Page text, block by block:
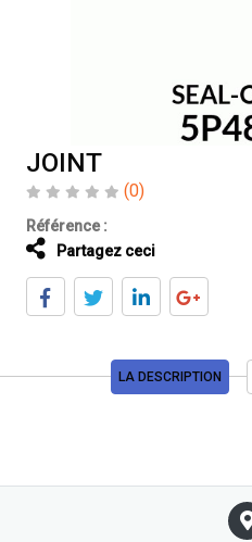
JOINT
(0)
Référence :
Partagez ceci
LA DESCRIPTION